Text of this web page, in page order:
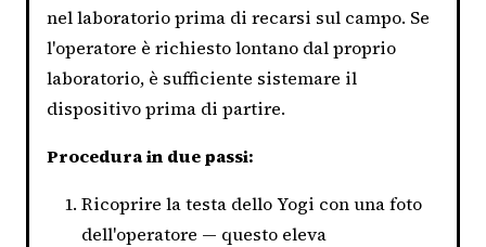
nel laboratorio prima di recarsi sul campo. Se
l'operatore è richiesto lontano dal proprio
laboratorio, è sufficiente sistemare il
dispositivo prima di partire.
Procedura in due passi:
Ricoprire la testa dello Yogi con una foto
dell'operatore — questo eleva